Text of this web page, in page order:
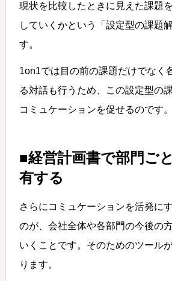
現状を比較したときに見えた課題
していくかという「設定型の課題
す。
1on1では目の前の課題だけでなく
る対話も行うため、この設定型の
コミュケーションを促せるのです。
■経営計画書で部門ご
有する
さらにコミュケーションを活発に
のが、会社全体や各部門の今後の
いくことです。そのためのツール
ります。